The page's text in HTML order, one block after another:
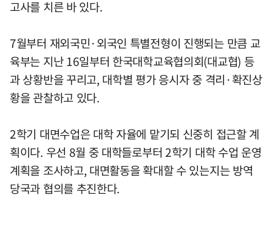
고사를 치른 바 있다.
7월부터 재외국민·외국인 특별전형이 진행되는 만큼 교
육부는 지난 16일부터 한국대학교육협의회(대교협) 등
과 상황반을 꾸리고, 대학별 평가 응시자 중 격리·확진상
황을 관찰하고 있다.
2학기 대면수업은 대학 자율에 맡기되 신중히 접근할 계
획이다. 우선 8월 중 대학들로부터 2학기 대학 수업 운영
계획을 조사하고, 대면활동을 확대할 수 있는지는 방역
당국과 협의를 추진한다.